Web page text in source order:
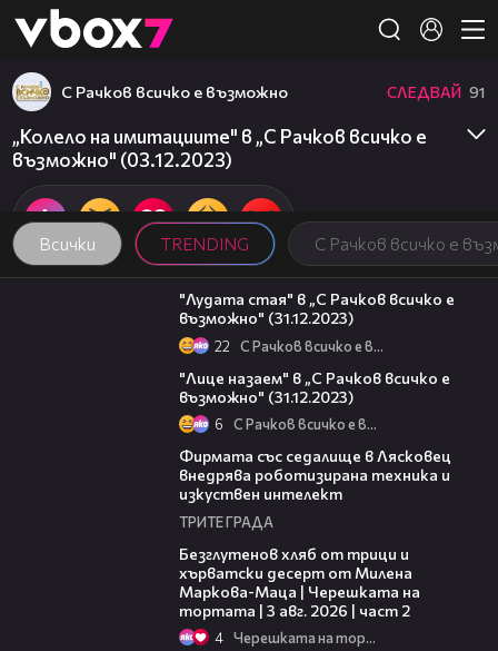
👾
Всички TRENDING С Рачков всичко е
С Рачков всичко е възможно СЛЕДВАЙ 91
„Колело на имитациите" в „С Рачков всичко е
възможно" (03.12.2023)
18:34
"Лудата стая" в „С Рачков всичко е
възможно" (31.12.2023)
22 С Рачков всичко е възможно
"Лице назаем" в „С Рачков всичко е
възможно" (31.12.2023)
6 С Рачков всичко е възможно
Фирмата със седалище в Лясковец
внедрява роботизирана техника и
изкуствен интелект
ТРИТЕ ГРАДА
Безглутенов хляб от трици и
хърватски десерт от Милена
Маркова-Маца | Черешката на
тортата | 3 авг. 2026 | част 2
4 Черешката на тортата